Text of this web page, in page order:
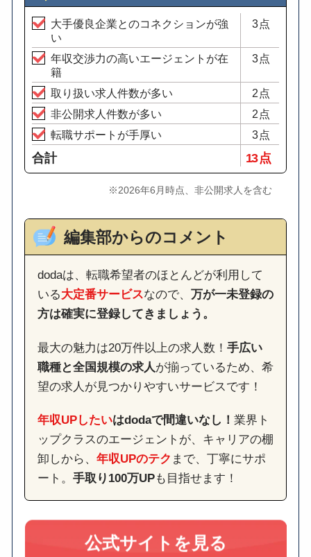
大手優良企業とのコネクションが強
い
3点
年収交渉力の高いエージェントが在
籍
3点
取り扱い求人件数が多い
2点
非公開求人件数が多い
2点
転職サポートが手厚い
3点
合計 13 点
※2026年6月時点、非公開求人を含む
編集部からのコメント
dodaは、転職希望者のほとんどが利用して
いる大定番サービスなので、 万が一未登録の
方は確実に登録してきましょう。
最大の魅力は20万件以上の求人数！ 手広い
職種と全国規模の求人が揃っているため、希
望の求人が見つかりやすいサービスです！
年収UPしたいはdodaで間違いなし！ 業界ト
ップクラスのエージェントが、キャリアの棚
卸しから、 年収UPのテク まで、丁寧にサポ
ート。 手取り100万UPも目指せます！
公式サイトを見る